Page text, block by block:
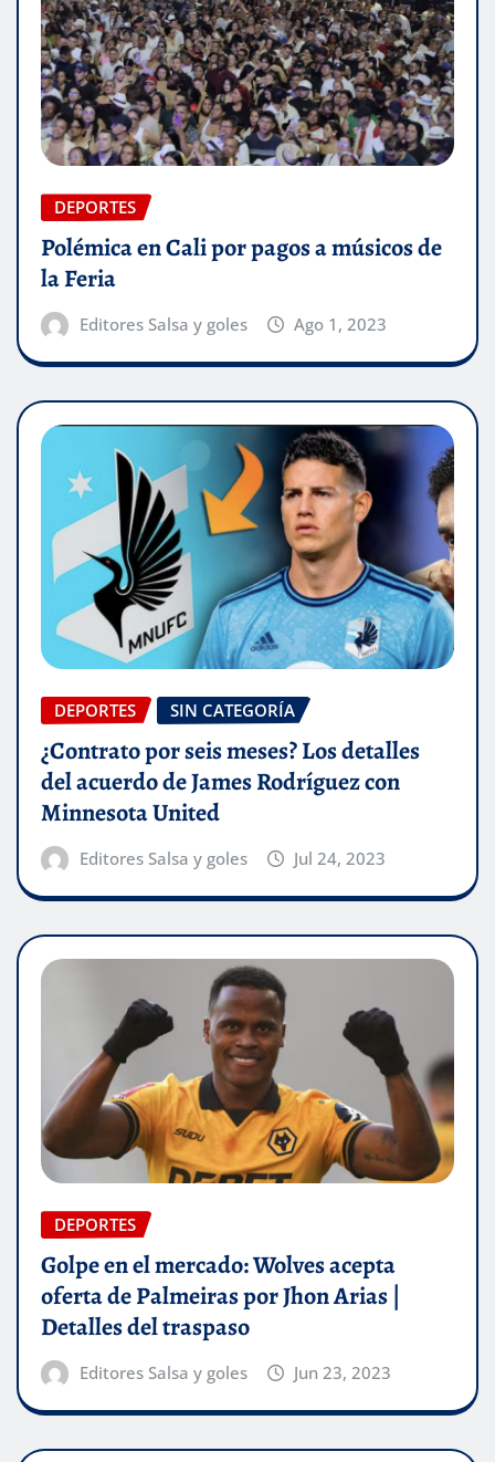
DEPORTES
Polémica en Cali por pagos a músicos de
la Feria
Editores Salsa y goles Ago 1, 2023
DEPORTES SIN CATEGORÍA
¿Contrato por seis meses? Los detalles
del acuerdo de James Rodríguez con
Minnesota United
Editores Salsa y goles Jul 24, 2023
DEPORTES
Golpe en el mercado: Wolves acepta
oferta de Palmeiras por Jhon Arias |
Detalles del traspaso
Editores Salsa y goles Jun 23, 2023